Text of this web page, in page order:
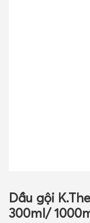
Dầu gội
300ml/